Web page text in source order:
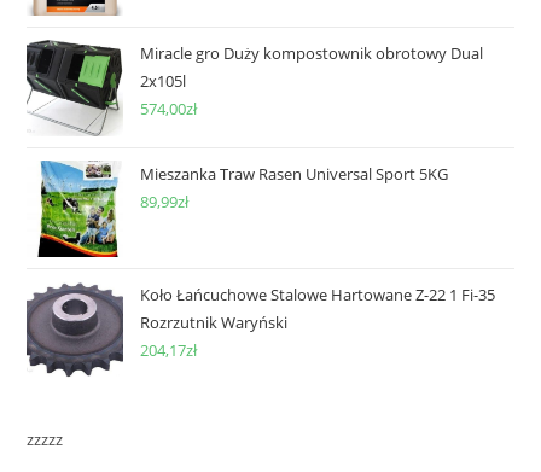
Miracle gro Duży kompostownik obrotowy Dual
2x105l
574,00zł
Mieszanka Traw Rasen Universal Sport 5KG
89,99zł
Koło Łańcuchowe Stalowe Hartowane Z-22 1 Fi-35
Rozrzutnik Waryński
204,17zł
zzzzz